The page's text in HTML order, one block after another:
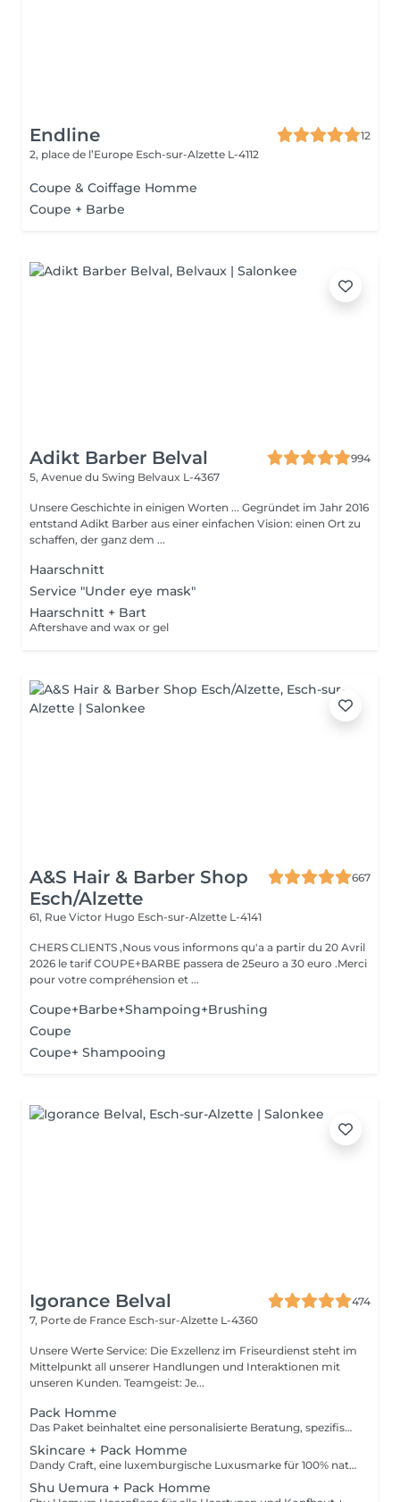
Endline
12
2, place de l’Europe Esch-sur-Alzette L-4112
Coupe & Coiffage Homme
Coupe + Barbe
Adikt Barber Belval
994
5, Avenue du Swing Belvaux L-4367
Unsere Geschichte in einigen Worten ... Gegründet im Jahr 2016
entstand Adikt Barber aus einer einfachen Vision: einen Ort zu
schaffen, der ganz dem ...
Haarschnitt
Service "Under eye mask"
Haarschnitt + Bart
Aftershave and wax or gel
A&S Hair & Barber Shop
Esch/Alzette
667
61, Rue Victor Hugo Esch-sur-Alzette L-4141
CHERS CLIENTS ,Nous vous informons qu'a a partir du 20 Avril
2026 le tarif COUPE+BARBE passera de 25euro a 30 euro .Merci
pour votre compréhension et ...
Coupe+Barbe+Shampoing+Brushing
Coupe
Coupe+ Shampooing
Igorance Belval
474
7, Porte de France Esch-sur-Alzette L-4360
Unsere Werte Service: Die Exzellenz im Friseurdienst steht im
Mittelpunkt all unserer Handlungen und Interaktionen mit
unseren Kunden. Teamgeist: Je...
Pack Homme
Das Paket beinhaltet eine personalisierte Beratung, spezifische STATEMENT-Shampoo- und Conditioner-Produkte, den IGORANCE-Haarschnitt (Abschluss auf trockenem Haar) und STATEMENT-Stylingprodukte. Die Preise dienen nur als Richtwerte und müssen nach der persönlichen Beratung durch Ihren Friseur/Stylisten/Spezialisten bestätigt werden. Die Geschäftsleitung behält sich das Recht vor, Änderungen zum reibungslosen Ablauf des Salons vorzunehmen.
Skincare + Pack Homme
Dandy Craft, eine luxemburgische Luxusmarke für 100% natürliche Gesichtspflegeprodukte. Gesichtspflegeset: Reinigungsmittel angereichert mit Aloe Vera Saft und Ginseng Peeling mit Vitamin C Feuchtigkeitscreme mit Sheabutter + Pack Homme
Shu Uemura + Pack Homme